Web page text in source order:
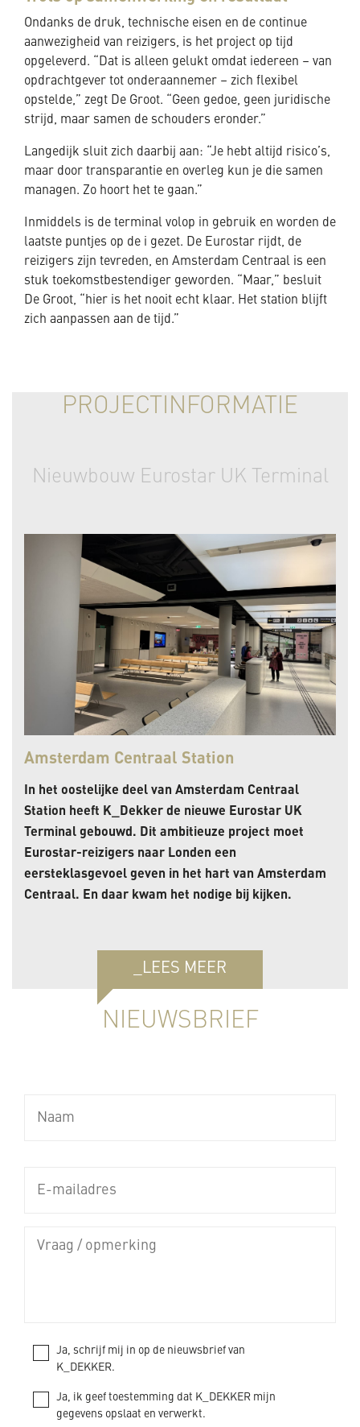
Ondanks de druk, technische eisen en de continue
aanwezigheid van reizigers, is het project op tijd
opgeleverd. “Dat is alleen gelukt omdat iedereen – van
opdrachtgever tot onderaannemer – zich flexibel
opstelde,” zegt De Groot. “Geen gedoe, geen juridische
strijd, maar samen de schouders eronder.”
Langedijk sluit zich daarbij aan: “Je hebt altijd risico’s,
maar door transparantie en overleg kun je die samen
managen. Zo hoort het te gaan.”
Inmiddels is de terminal volop in gebruik en worden de
laatste puntjes op de i gezet. De Eurostar rijdt, de
reizigers zijn tevreden, en Amsterdam Centraal is een
stuk toekomstbestendiger geworden. “Maar,” besluit
De Groot, “hier is het nooit echt klaar. Het station blijft
zich aanpassen aan de tijd.”
PROJECTINFORMATIE
Nieuwbouw Eurostar UK Terminal
Amsterdam Centraal Station
In het oostelijke deel van Amsterdam Centraal
Station heeft K_Dekker de nieuwe Eurostar UK
Terminal gebouwd. Dit ambitieuze project moet
Eurostar-reizigers naar Londen een
eersteklasgevoel geven in het hart van Amsterdam
Centraal. En daar kwam het nodige bij kijken.
_LEES MEER
NIEUWSBRIEF
Ja, schrijf mij in op de nieuwsbrief van
K_DEKKER.
Ja, ik geef toestemming dat K_DEKKER mijn
gegevens opslaat en verwerkt.